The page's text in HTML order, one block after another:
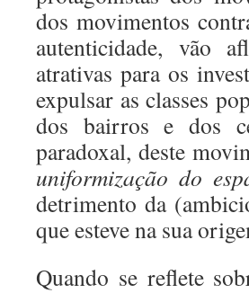
dos movimentos
autenticidade, vão
atrativas para os
expulsar as classes
dos bairros e dos
paradoxal, deste
uniformização do
detrimento da
que esteve na sua
Quando se reflete